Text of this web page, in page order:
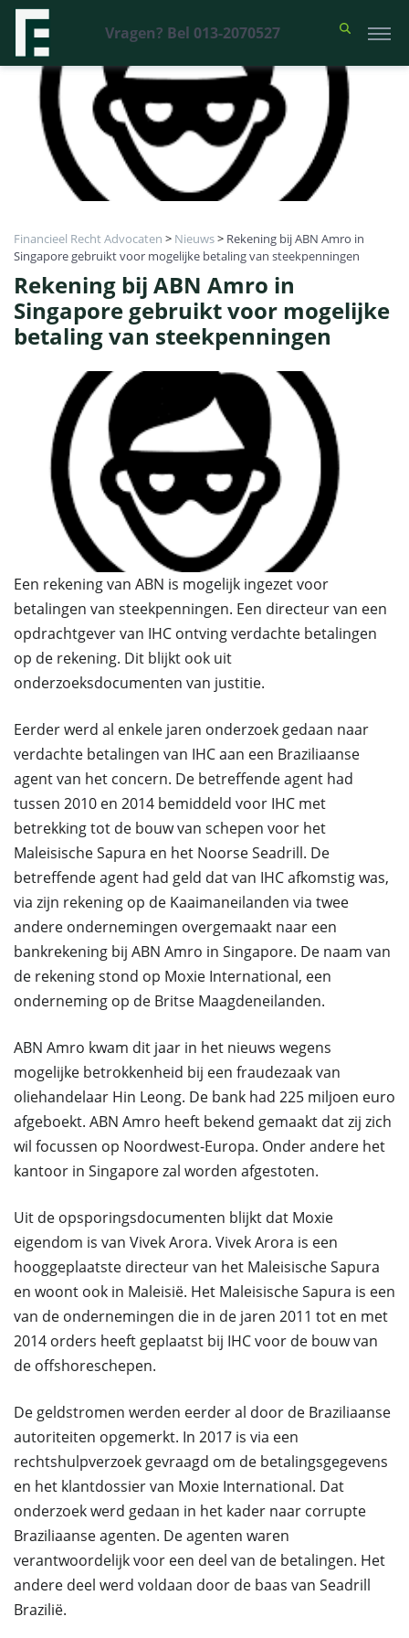
Vragen? Bel 013-2070527
Financieel Recht Advocaten > Nieuws> Rekening bij ABN Amro in
Singapore gebruikt voor mogelijke betaling van steekpenningen
Rekening bij ABN Amro in
Singapore gebruikt voor mogelijke
betaling van steekpenningen
Een rekening van ABN is mogelijk ingezet voor
betalingen van steekpenningen. Een directeur van een
opdrachtgever van IHC ontving verdachte betalingen
op de rekening. Dit blijkt ook uit
onderzoeksdocumenten van justitie.
Eerder werd al enkele jaren onderzoek gedaan naar
verdachte betalingen van IHC aan een Braziliaanse
agent van het concern. De betreffende agent had
tussen 2010 en 2014 bemiddeld voor IHC met
betrekking tot de bouw van schepen voor het
Maleisische Sapura en het Noorse Seadrill. De
betreffende agent had geld dat van IHC afkomstig was,
via zijn rekening op de Kaaimaneilanden via twee
andere ondernemingen overgemaakt naar een
bankrekening bij ABN Amro in Singapore. De naam van
de rekening stond op Moxie International, een
onderneming op de Britse Maagdeneilanden.
ABN Amro kwam dit jaar in het nieuws wegens
mogelijke betrokkenheid bij een fraudezaak van
oliehandelaar Hin Leong. De bank had 225 miljoen euro
afgeboekt. ABN Amro heeft bekend gemaakt dat zij zich
wil focussen op Noordwest-Europa. Onder andere het
kantoor in Singapore zal worden afgestoten.
Uit de opsporingsdocumenten blijkt dat Moxie
eigendom is van Vivek Arora. Vivek Arora is een
hooggeplaatste directeur van het Maleisische Sapura
en woont ook in Maleisië. Het Maleisische Sapura is een
van de ondernemingen die in de jaren 2011 tot en met
2014 orders heeft geplaatst bij IHC voor de bouw van
de offshoreschepen.
De geldstromen werden eerder al door de Braziliaanse
autoriteiten opgemerkt. In 2017 is via een
rechtshulpverzoek gevraagd om de betalingsgegevens
en het klantdossier van Moxie International. Dat
onderzoek werd gedaan in het kader naar corrupte
Braziliaanse agenten. De agenten waren
verantwoordelijk voor een deel van de betalingen. Het
andere deel werd voldaan door de baas van Seadrill
Brazilië.